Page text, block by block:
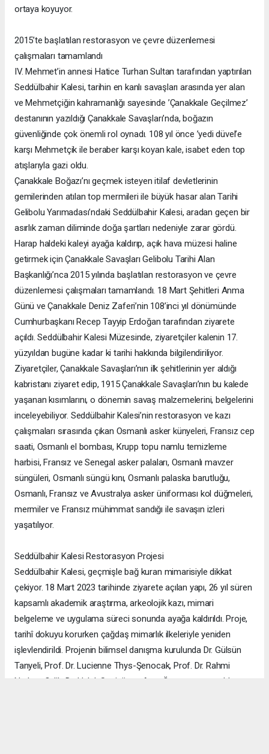
ortaya koyuyor.
2015’te başlatılan restorasyon ve çevre düzenlemesi
çalışmaları tamamlandı
IV. Mehmet’in annesi Hatice Turhan Sultan tarafından yaptırılan
Seddülbahir Kalesi, tarihin en kanlı savaşları arasında yer alan
ve Mehmetçiğin kahramanlığı sayesinde ’Çanakkale Geçilmez’
destanının yazıldığı Çanakkale Savaşları’nda, boğazın
güvenliğinde çok önemli rol oynadı. 108 yıl önce ’yedi düvel’e
karşı Mehmetçik ile beraber karşı koyan kale, isabet eden top
atışlarıyla gazi oldu.
Çanakkale Boğazı’nı geçmek isteyen itilaf devletlerinin
gemilerinden atılan top mermileri ile büyük hasar alan Tarihi
Gelibolu Yarımadası’ndaki Seddülbahir Kalesi, aradan geçen bir
asırlık zaman diliminde doğa şartları nedeniyle zarar gördü.
Harap haldeki kaleyi ayağa kaldırıp, açık hava müzesi haline
getirmek için Çanakkale Savaşları Gelibolu Tarihi Alan
Başkanlığı’nca 2015 yılında başlatılan restorasyon ve çevre
düzenlemesi çalışmaları tamamlandı. 18 Mart Şehitleri Anma
Günü ve Çanakkale Deniz Zaferi’nin 108’inci yıl dönümünde
Cumhurbaşkanı Recep Tayyip Erdoğan tarafından ziyarete
açıldı. Seddülbahir Kalesi Müzesinde, ziyaretçiler kalenin 17.
yüzyıldan bugüne kadar ki tarihi hakkında bilgilendiriliyor.
Ziyaretçiler, Çanakkale Savaşları’nın ilk şehitlerinin yer aldığı
kabristanı ziyaret edip, 1915 Çanakkale Savaşları’nın bu kalede
yaşanan kısımlarını, o dönemin savaş malzemelerini, belgelerini
inceleyebiliyor. Seddülbahir Kalesi’nin restorasyon ve kazı
çalışmaları sırasında çıkan Osmanlı asker künyeleri, Fransız cep
saati, Osmanlı el bombası, Krupp topu namlu temizleme
harbisi, Fransız ve Senegal asker palaları, Osmanlı mavzer
süngüleri, Osmanlı süngü kını, Osmanlı palaska barutluğu,
Osmanlı, Fransız ve Avustralya asker üniforması kol düğmeleri,
mermiler ve Fransız mühimmat sandığı ile savaşın izleri
yaşatılıyor.
Seddülbahir Kalesi Restorasyon Projesi
Seddülbahir Kalesi, geçmişle bağ kuran mimarisiyle dikkat
çekiyor. 18 Mart 2023 tarihinde ziyarete açılan yapı, 26 yıl süren
kapsamlı akademik araştırma, arkeolojik kazı, mimari
belgeleme ve uygulama süreci sonunda ayağa kaldırıldı. Proje,
tarihî dokuyu korurken çağdaş mimarlık ilkeleriyle yeniden
işlevlendirildi. Projenin bilimsel danışma kurulunda Dr. Gülsün
Tanyeli, Prof. Dr. Lucienne Thys-Şenocak, Prof. Dr. Rahmi
Nurhan Çelik, Dr. Haluk Sesigür ve Arzu Özsavaşcı yer aldı.